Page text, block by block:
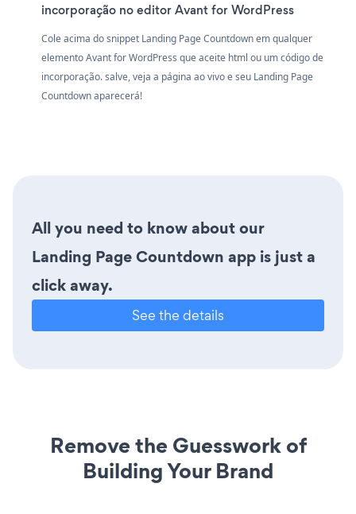
incorporação no editor Avant for WordPress
Cole acima do snippet Landing Page Countdown em qualquer
elemento Avant for WordPress que aceite html ou um código de
incorporação. salve, veja a página ao vivo e seu Landing Page
Countdown aparecerá!
All you need to know about our
Landing Page Countdown app is just a
click away.
See the details
Remove the Guesswork of
Building Your Brand